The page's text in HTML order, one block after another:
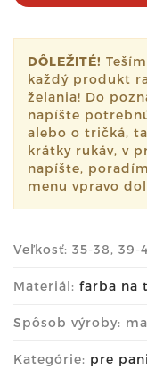
DÔLEŽITÉ!
každý produkt
želania! Do
napíšte
alebo o tričká,
krátky rukáv, v
napíšte,
menu vpravo
Veľkosť: 35-38, 39-
Materiál: farba na
Spôsob výroby:
Kategórie: pre